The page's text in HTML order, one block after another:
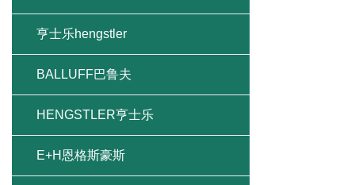
亨士乐hengstler
BALLUFF巴鲁夫
HENGSTLER亨士乐
E+H恩格斯豪斯